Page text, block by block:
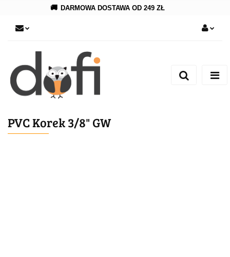
🚚 DARMOWA DOSTAWA OD 249 ZŁ
Zarejestruj się
PVC Korek 3/8" GW